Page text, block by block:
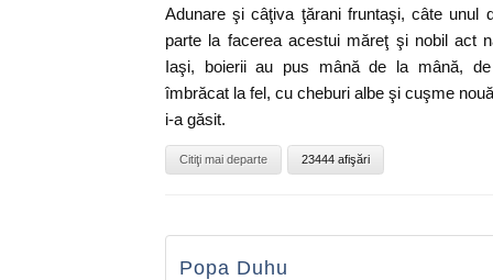
Adunare şi câţiva ţărani fruntaşi, câte unul
parte la facerea acestui măreţ şi nobil act
Iaşi, boierii au pus mână de la mână,
îmbrăcat la fel, cu cheburi albe şi cuşme
i-a găsit.
Citiţi mai departe 23444 afişări
Popa Duhu